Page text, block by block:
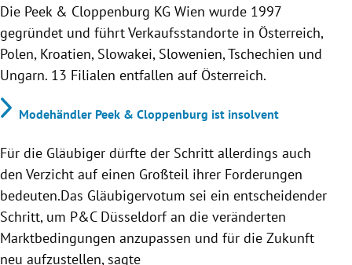
Die Peek & Cloppenburg KG Wien wurde 1997
gegründet und führt Verkaufsstandorte in Österreich,
Polen, Kroatien, Slowakei, Slowenien, Tschechien und
Ungarn. 13 Filialen entfallen auf Österreich.
Modehändler Peek & Cloppenburg ist insolvent
Für die Gläubiger dürfte der Schritt allerdings auch
den Verzicht auf einen Großteil ihrer Forderungen
bedeuten.Das Gläubigervotum sei ein entscheidender
Schritt, um P&C Düsseldorf an die veränderten
Marktbedingungen anzupassen und für die Zukunft
neu aufzustellen, sagte